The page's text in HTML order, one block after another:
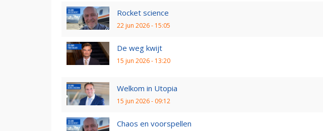
Rocket science
22 jun 2026 - 15:05
De weg kwijt
15 jun 2026 - 13:20
Welkom in Utopia
15 jun 2026 - 09:12
Chaos en voorspellen